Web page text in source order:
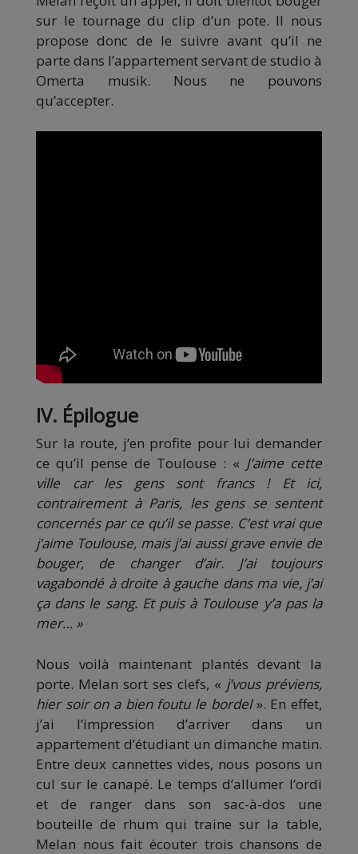
sur le tournage du clip d’un pote. Il nous
propose donc de le suivre avant qu’il ne
parte dans l’appartement servant de studio à
Omerta musik. Nous ne pouvons
qu’accepter.
IV. Épilogue
Sur la route, j’en profite pour lui demander
ce qu’il pense de Toulouse : « J’aime cette
ville car les gens sont francs ! Et ici,
contrairement à Paris, les gens se sentent
concernés par ce qu’il se passe. C’est vrai que
j’aime Toulouse, mais j’ai aussi grave envie de
bouger, de changer d’air. J’ai toujours
vagabondé à droite à gauche dans ma vie, j’ai
ça dans le sang. Et puis à Toulouse y’a pas la
mer… »
Nous voilà maintenant plantés devant la
porte. Melan sort ses clefs, « j’vous préviens,
hier soir on a bien foutu le bordel». En effet,
j’ai l’impression d’arriver dans un
appartement d’étudiant un dimanche matin.
Entre deux cannettes vides, nous posons un
cul sur le canapé. Le temps d’allumer l’ordi
et de ranger dans son sac-à-dos une
bouteille de rhum qui traine sur la table,
Melan nous fait écouter trois chansons de